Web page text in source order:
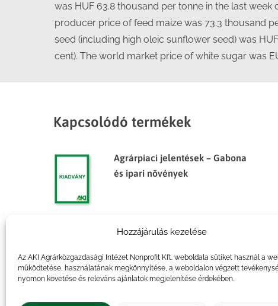
Hozzájárulás kezelése
Az AKI Agrárközgazdasági Intézet Nonprofit Kft. weboldala sütiket használ a
működtetése, használatának megkönnyítése, a weboldalon végzett
nyomon követése és releváns ajánlatok megjelenítése érdekében.
was HUF 63.8 thousand per tonne in the last
producer price of feed maize was 73.3 thousand
seed (including high oleic sunflower seed) was
cent). The world market price of white sugar was
Kapcsolódó termékek
Agrárpiaci jelentések – Gabona
és ipari növények
Agrárpiaci jelentések – Gabona
és ipari növények